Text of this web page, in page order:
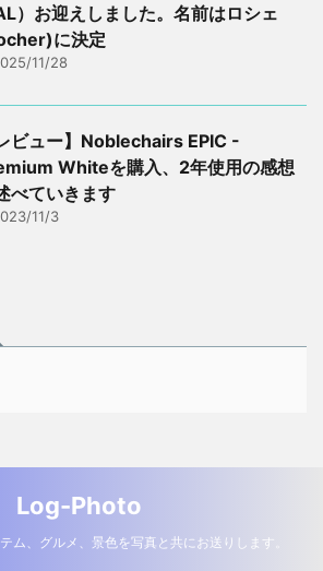
AL）お迎えしました。名前はロシェ
に決定
11/28
レビュー】Noblechairs EPIC -
Whiteを購入、2年使用の感想
べていきます
11/3
Log-Photo
ム、グルメ、景色を写真と共にお送りします。